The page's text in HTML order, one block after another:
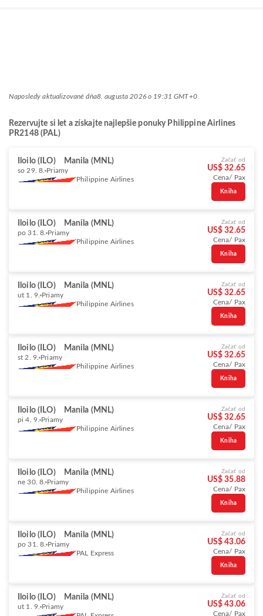
Naposledy aktualizované dňa8. augusta 2026 o 19:31 GMT+0
Rezervujte si let a získajte najlepšie ponuky Philippine Airlines
PR2148 (PAL)
Iloilo (ILO) Manila (MNL)
so 29. 8. Priamy
Philippine Airlines
Začať od
US$ 32.65
Cena/ Pax
Kniha
Iloilo (ILO) Manila (MNL)
po 31. 8. Priamy
Philippine Airlines
Začať od
US$ 32.65
Cena/ Pax
Kniha
Iloilo (ILO) Manila (MNL)
ut 1. 9. Priamy
Philippine Airlines
Začať od
US$ 32.65
Cena/ Pax
Kniha
Iloilo (ILO) Manila (MNL)
st 2. 9. Priamy
Philippine Airlines
Začať od
US$ 32.65
Cena/ Pax
Kniha
Iloilo (ILO) Manila (MNL)
pi 4. 9. Priamy
Philippine Airlines
Začať od
US$ 32.65
Cena/ Pax
Kniha
Iloilo (ILO) Manila (MNL)
ne 30. 8. Priamy
Philippine Airlines
Začať od
US$ 35.88
Cena/ Pax
Kniha
Iloilo (ILO) Manila (MNL)
po 31. 8. Priamy
PAL Express
Začať od
US$ 43.06
Cena/ Pax
Kniha
Iloilo (ILO) Manila (MNL)
ut 1. 9. Priamy
Začať od
US$ 43.06
Cena/ Pax